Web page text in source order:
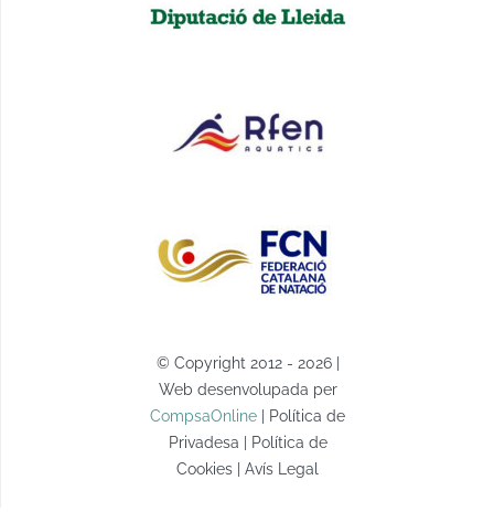
© Copyright 2012 - 2026 |
Web desenvolupada per
CompsaOnline | Política de
Privadesa | Política de
Cookies | Avís Legal